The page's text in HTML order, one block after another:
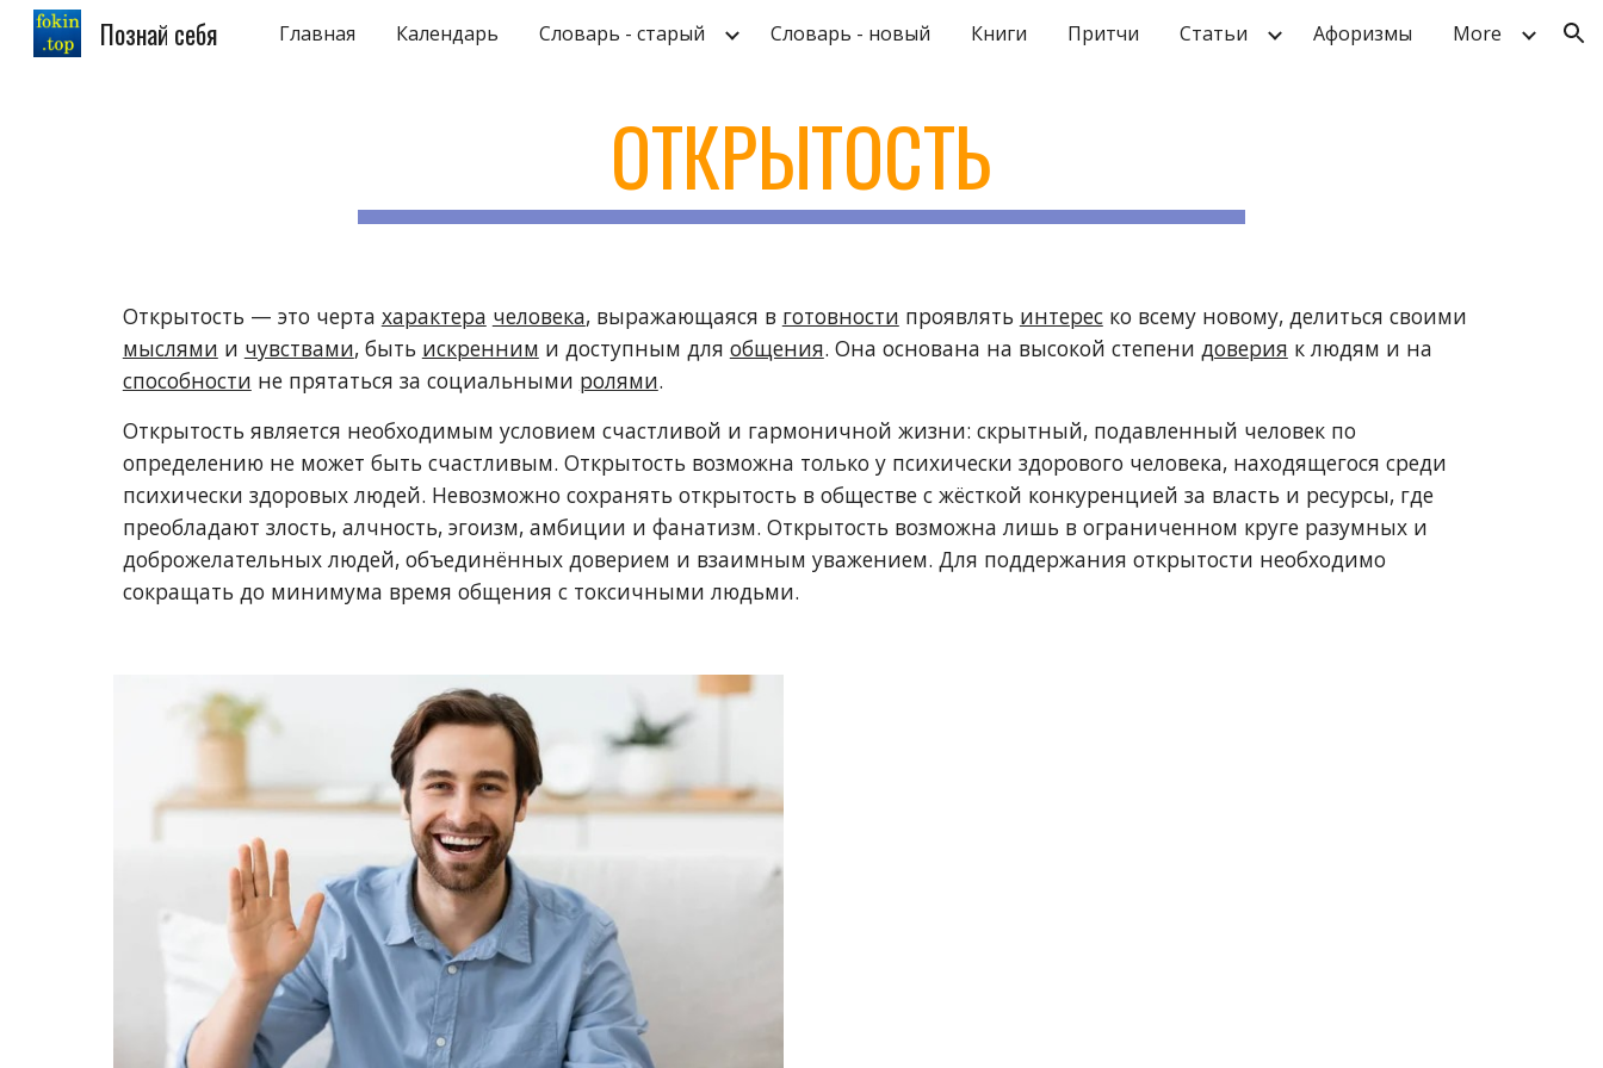
Skip to main content Skip to navigation
Познай себя Главная Календарь Словарь - старый Словарь - новый Книги Притчи Статьи Афоризмы More
ОТКРЫТОСТЬ
Открытость — это черта характера человека, выражающаяся в готовности проявлять интереско всему новому, делиться своими
мыслями и чувствами, быть искренним и доступным для общения. Она основана на высокой степени доверия к людям и на
способности не прятаться за социальными ролями.
Открытость является необходимым условием счастливой и гармоничной жизни: скрытный, подавленный человек по
определению не может быть счастливым. Открытость возможна только у психически здорового человека, находящегося среди
психически здоровых людей. Невозможно сохранять открытость в обществе с жёсткой конкуренцией за власть и ресурсы, где
преобладают злость, алчность, эгоизм, амбиции и фанатизм. Открытость возможна лишь в ограниченном круге разумных и
доброжелательных людей, объединённых доверием и взаимным уважением. Для поддержания открытости необходимо
сокращать до минимума время общения с токсичными людьми.